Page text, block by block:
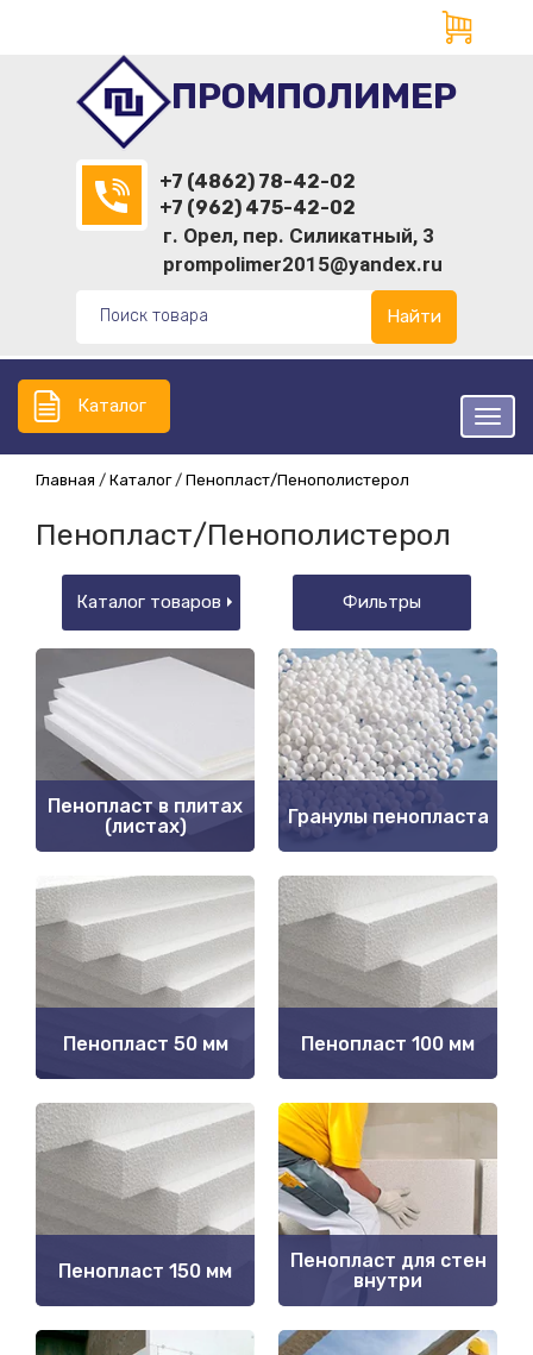
ПРОМПОЛИМЕР
+7 (4862) 78-42-02
+7 (962) 475-42-02
г. Орел, пер. Силикатный, 3
prompolimer2015@yandex.ru
Найти
Каталог
Главная Каталог Пенопласт/Пенополистерол
Пенопласт/Пенополистерол
Каталог товаров Фильтры
Пенопласт в плитах
(листах)
Гранулы пенопласта
Пенопласт 50 мм Пенопласт 100 мм
Пенопласт 150 мм
Пенопласт для стен
внутри